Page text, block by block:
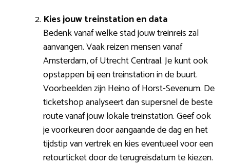
Kies jouw treinstation en data
Bedenk vanaf welke stad jouw treinreis zal
aanvangen. Vaak reizen mensen vanaf
Amsterdam, of Utrecht Centraal. Je kunt ook
opstappen bij een treinstation in de buurt.
Voorbeelden zijn Heino of Horst-Sevenum. De
ticketshop analyseert dan supersnel de beste
route vanaf jouw lokale treinstation. Geef ook
je voorkeuren door aangaande de dag en het
tijdstip van vertrek en kies eventueel voor een
retourticket door de terugreisdatum te kiezen.